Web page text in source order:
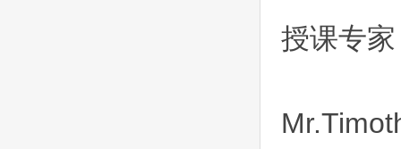
授课专